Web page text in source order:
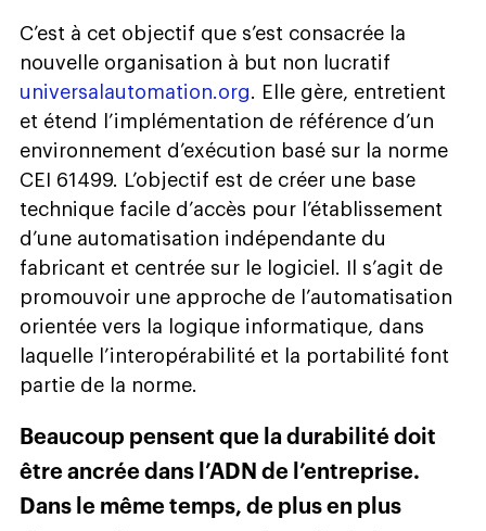
C’est à cet objectif que s’est consacrée la
nouvelle organisation à but non lucratif
universalautomation.org. Elle gère, entretient
et étend l’implémentation de référence d’un
environnement d’exécution basé sur la norme
CEI 61499. L’objectif est de créer une base
technique facile d’accès pour l’établissement
d’une automatisation indépendante du
fabricant et centrée sur le logiciel. Il s’agit de
promouvoir une approche de l’automatisation
orientée vers la logique informatique, dans
laquelle l’interopérabilité et la portabilité font
partie de la norme.
Beaucoup pensent que la durabilité doit
être ancrée dans l’ADN de l’entreprise.
Dans le même temps, de plus en plus